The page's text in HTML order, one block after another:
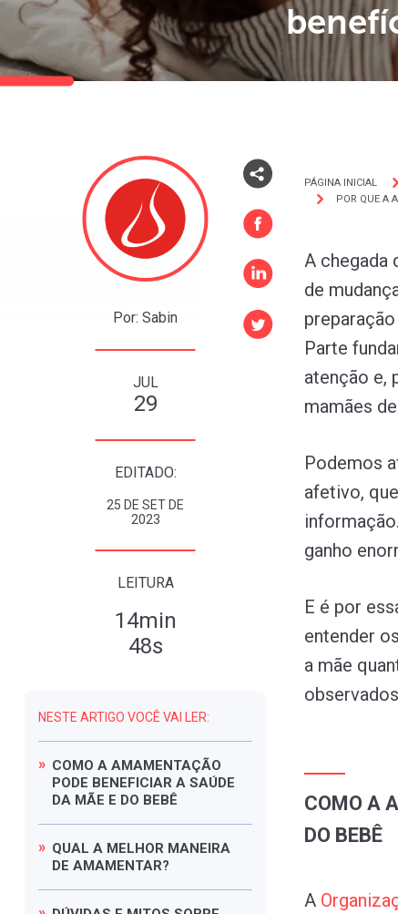
Por: Sabin
JUL
29
EDITADO:
25 DE SET DE
2023
LEITURA
14min
48s
NESTE ARTIGO VOCÊ VAI LER:
COMO A AMAMENTAÇÃO
PODE BENEFICIAR A SAÚDE
DA MÃE E DO BEBÊ
QUAL A MELHOR MANEIRA
DE AMAMENTAR?
PÁGINA INICIAL
POR QUE A
A chegada
de
Parte
atenção e,
mamães
Podemos
afetivo,
ganho
E é por
entender
a mãe
COMO A
DO BEBÊ
A